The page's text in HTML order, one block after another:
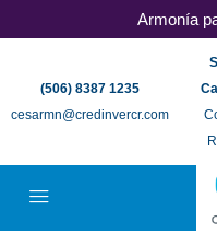
Armonía
(506) 8387 1235
cesarmn@credinvercr.com